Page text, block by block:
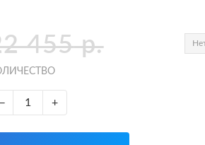
455р.
+